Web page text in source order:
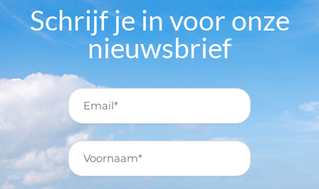
Schrijf je in voor onze
nieuwsbrief